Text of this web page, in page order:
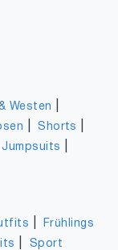
Westen
|Shorts
Jumpsuits
Frühlings
Sport